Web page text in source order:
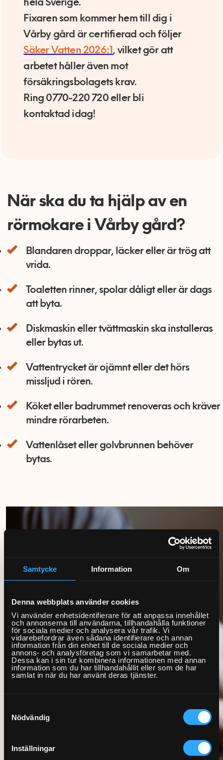
Samtycke Information Om
Denna webbplats använder cookies
Vi använder enhetsidentifierare för att anpassa innehållet
och annonserna till användarna, tillhandahålla funktioner
för sociala medier och analysera vår trafik. Vi
vidarebefordrar även sådana identifierare och annan
information från din enhet till de sociala medier och
annons- och analysföretag som vi samarbetar med.
Dessa kan i sin tur kombinera informationen med annan
information som du har tillhandahållit eller som de har
samlat in när du har använt deras tjänster.
Nödvändig
Inställningar
hela Sverige.
Fixaren som kommer hem till dig i
Vårby gård är certifierad och följer
Säker Vatten 2026:1, vilket gör att
arbetet håller även mot
försäkringsbolagets krav.
Ring 0770-220 720 eller bli
kontaktad idag!
När ska du ta hjälp av en
rörmokare i Vårby gård?
Blandaren droppar, läcker eller är trög att
vrida.
Toaletten rinner, spolar dåligt eller är dags
att byta.
Diskmaskin eller tvättmaskin ska installeras
eller bytas ut.
Vattentrycket är ojämnt eller det hörs
missljud i rören.
Köket eller badrummet renoveras och kräver
mindre rörarbeten.
Vattenlåset eller golvbrunnen behöver
bytas.